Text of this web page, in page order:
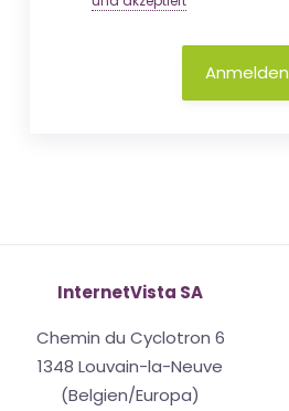
Anmelden
InternetVista SA
Chemin du Cyclotron 6
1348 Louvain-la-Neuve
(Belgien/Europa)